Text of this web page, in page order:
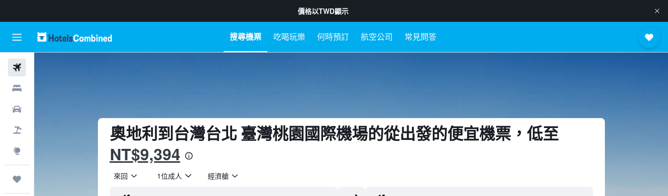
價格以TWD顯示
搜尋機票 吃喝玩樂 何時預訂 航空公司 常見問答
奧地利​到台灣台北 臺灣桃園國際機場​的從​出發的便宜機票​，低至
NT$9,394
來回 1位成人 經濟艙